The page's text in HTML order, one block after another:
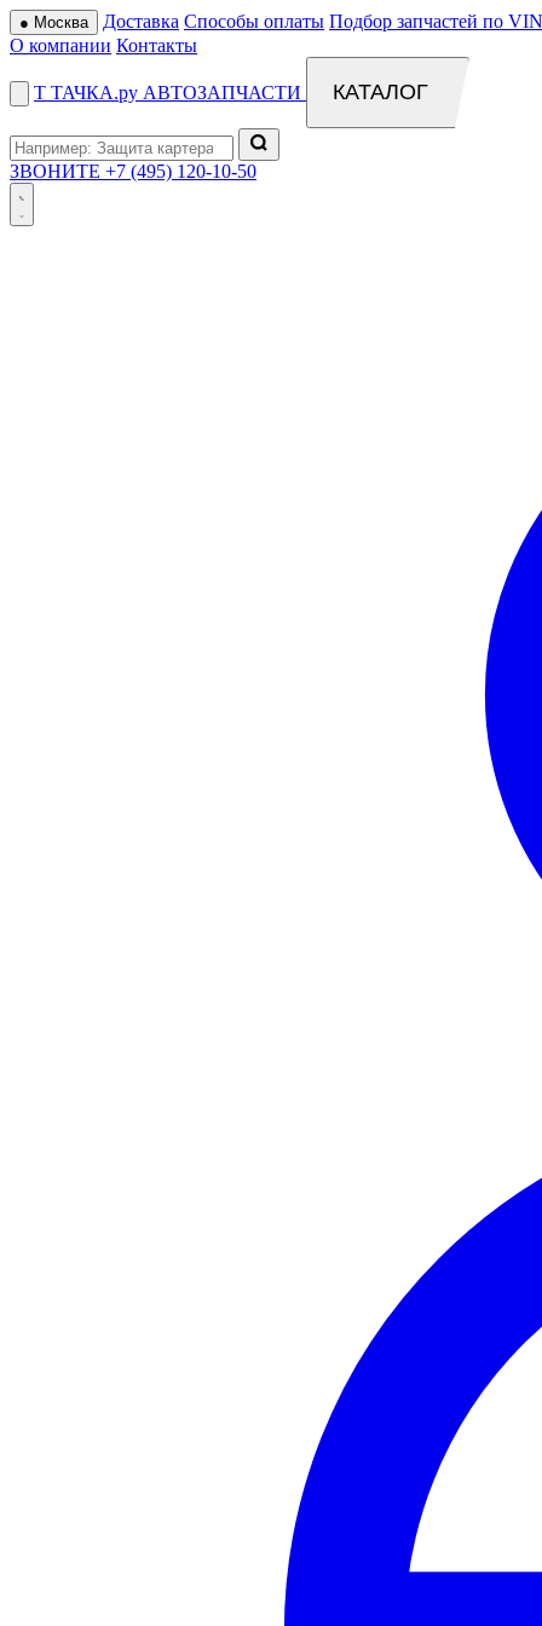
● Москва Доставка Способы оплаты Подбор запчастей по
О компании Контакты
Т ТАЧКА.ру АВТОЗАПЧАСТИ КАТАЛОГ
ЗВОНИТЕ +7 (495) 120-10-50